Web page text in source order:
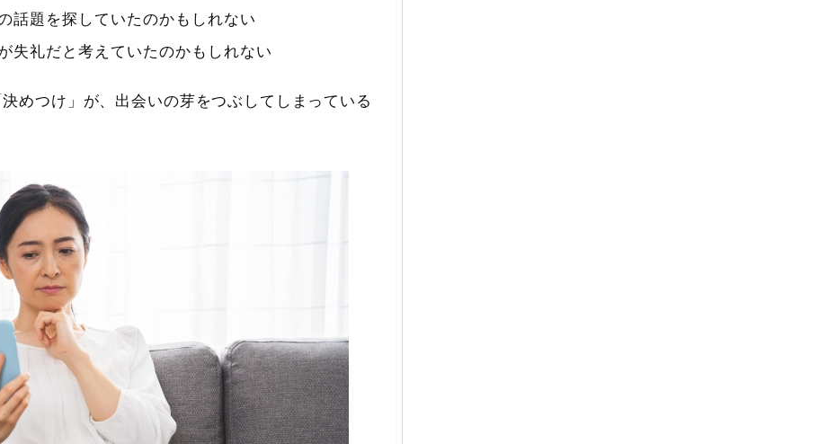
話題を探していたのかもしれない
失礼だと考えていたのかもしれない
めつけ」が、出会いの芽をつぶしてしまっている